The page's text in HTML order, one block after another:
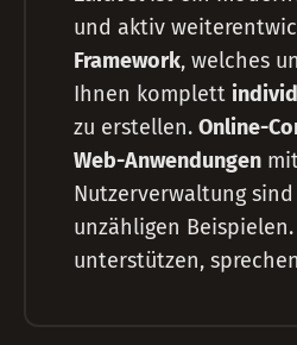
und aktiv
Framework, welches
Ihnen komplett
zu erstellen. Online-
Web-Anwendungen
Nutzerverwaltung
unzähligen
unterstützen,